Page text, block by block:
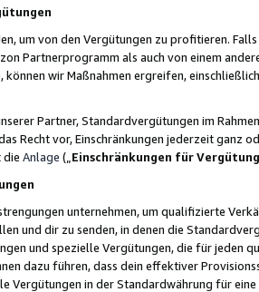
um von den Vergütungen zu profitieren.
Partnerprogramm als auch von einem
wir Maßnahmen ergreifen,
Partner, Standardvergütungen im
Recht vor, Einschränkungen jederzeit
die Anlage („ Einschränkungen für
unternehmen, um qualifizierte
und dir zu senden, in denen die
und spezielle Vergütungen, die für jeden
dazu führen, dass dein effektiver
Vergütungen in der Standardwährung für